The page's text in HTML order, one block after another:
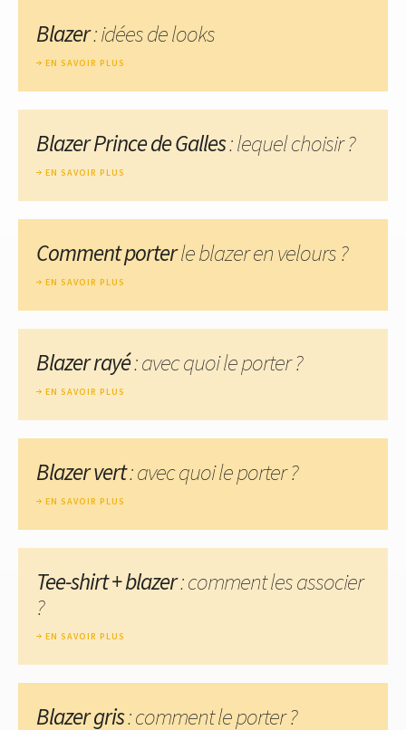
Blazer: idées de looks
EN SAVOIR PLUS
Blazer Prince de Galles: lequel choisir ?
EN SAVOIR PLUS
Comment porterle blazer en velours ?
EN SAVOIR PLUS
Blazer rayé: avec quoi le porter ?
EN SAVOIR PLUS
Blazer vert: avec quoi le porter ?
EN SAVOIR PLUS
Tee-shirt + blazer: comment les associer
?
EN SAVOIR PLUS
Blazer gris: comment le porter ?